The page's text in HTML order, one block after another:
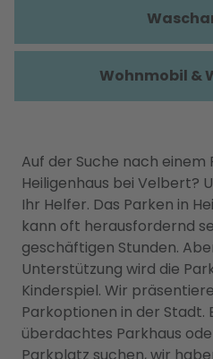
Auf der Suche nach einem
Heiligenhaus bei Velbert?
Ihr Helfer. Das Parken in
kann oft herausfordernd
geschäftigen Stunden.
Unterstützung wird die
Kinderspiel. Wir
Parkoptionen in der Stadt.
überdachtes Parkhaus
Wohnmobil &